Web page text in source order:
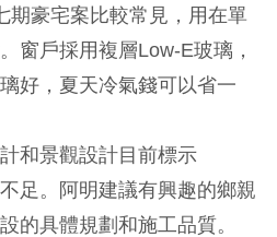
期豪宅案比較常見，用在單
窗戶採用複層Low-E玻璃，
好，夏天冷氣錢可以省一
和景觀設計目前標示
足。阿明建議有興趣的鄉親
的具體規劃和施工品質。